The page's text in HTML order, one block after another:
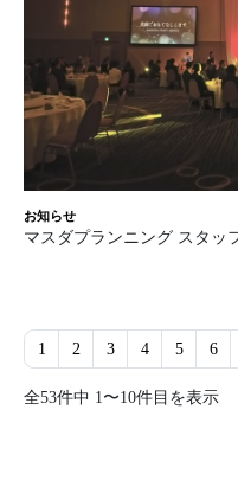
お知らせ
マスダプランニング スタッ
1 2 3 4 5 6
全53件中 1〜10件目を表示